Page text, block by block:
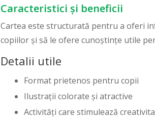
Caracteristici și beneficii
Cartea este structurată pentru a oferi
copiilor și să le ofere cunoștințe utile
Detalii utile
Format prietenos pentru copii
Ilustrații colorate și atractive
Activități care stimulează